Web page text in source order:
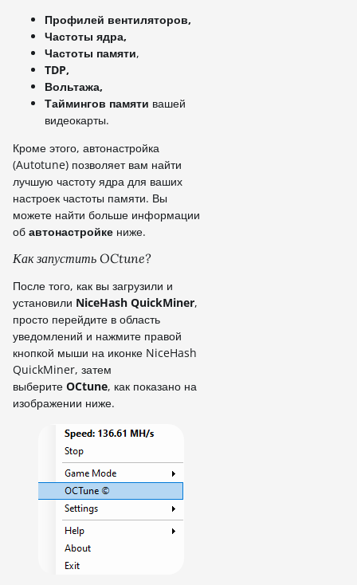
Профилей вентиляторов,
Частоты ядра,
Частоты памяти,
TDP,
Вольтажа,
Таймингов памяти вашей
видеокарты.
Кроме этого, автонастройка
(Autotune) позволяет вам найти
лучшую частоту ядра для ваших
настроек частоты памяти. Вы
можете найти больше информации
об автонастройке ниже.
Как запустить OCtune?
После того, как вы загрузили и
установили NiceHash QuickMiner,
просто перейдите в область
уведомлений и нажмите правой
кнопкой мыши на иконке NiceHash
QuickMiner, затем
выберите OCtune, как показано на
изображении ниже.